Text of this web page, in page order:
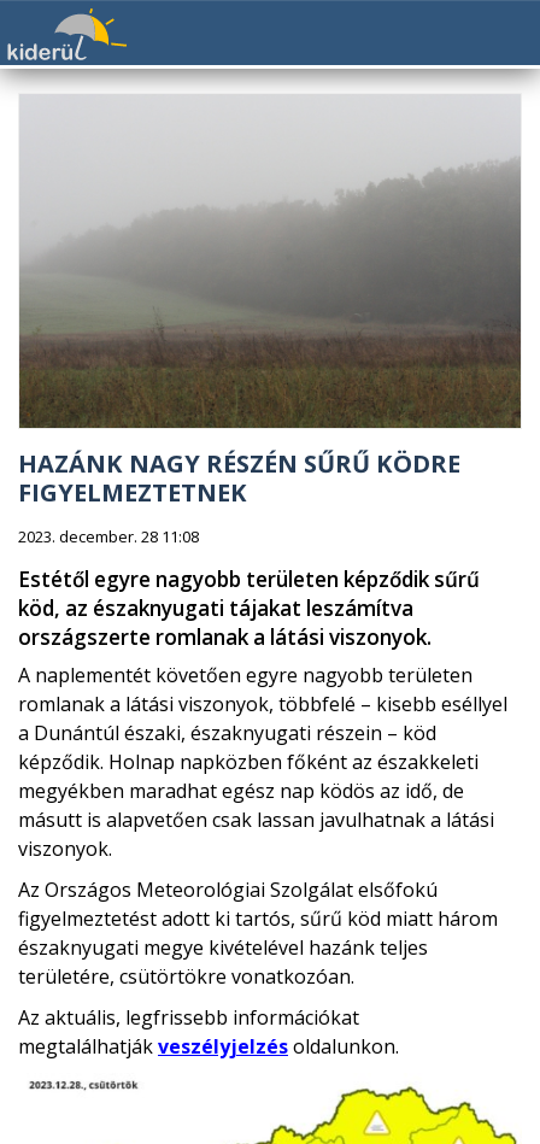
HAZÁNK NAGY RÉSZÉN SŰRŰ KÖDRE
FIGYELMEZTETNEK
2023. december. 28 11:08
Estétől egyre nagyobb területen képződik sűrű
köd, az északnyugati tájakat leszámítva
országszerte romlanak a látási viszonyok.
A naplementét követően egyre nagyobb területen
romlanak a látási viszonyok, többfelé – kisebb eséllyel
a Dunántúl északi, északnyugati részein – köd
képződik. Holnap napközben főként az északkeleti
megyékben maradhat egész nap ködös az idő, de
másutt is alapvetően csak lassan javulhatnak a látási
viszonyok.
Az Országos Meteorológiai Szolgálat elsőfokú
figyelmeztetést adott ki tartós, sűrű köd miatt három
északnyugati megye kivételével hazánk teljes
területére, csütörtökre vonatkozóan.
Az aktuális, legfrissebb információkat
megtalálhatjákveszélyjelzésoldalunkon.